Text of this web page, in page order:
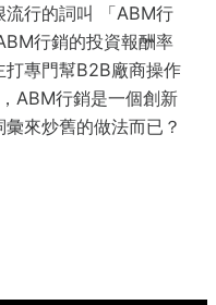
行的詞叫 「ABM行
行銷的投資報酬率
打專門幫B2B廠商操作
ABM行銷是一個創新
來炒舊的做法而已？